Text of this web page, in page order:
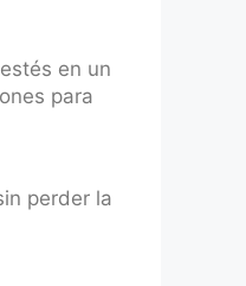
en un
para
perder la